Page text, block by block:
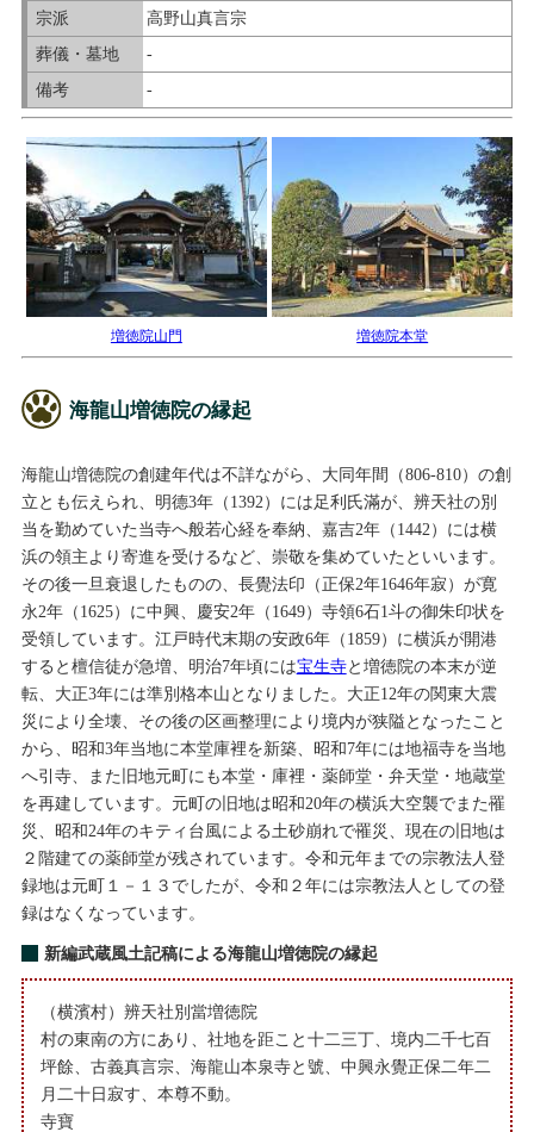
宗派
高野山真言宗
葬儀・墓地
-
備考
-
増徳院山門 増徳院本堂
海龍山増徳院の縁起
海龍山増徳院の創建年代は不詳ながら、大同年間（806-810）の創
立とも伝えられ、明德3年（1392）には足利氏滿が、辨天社の別
当を勤めていた当寺へ般若心経を奉納、嘉吉2年（1442）には横
浜の領主より寄進を受けるなど、崇敬を集めていたといいます。
その後一旦衰退したものの、長覺法印（正保2年1646年寂）が寛
永2年（1625）に中興、慶安2年（1649）寺領6石1斗の御朱印状を
受領しています。江戸時代末期の安政6年（1859）に横浜が開港
すると檀信徒が急増、明治7年頃には宝生寺と増徳院の本末が逆
転、大正3年には準別格本山となりました。大正12年の関東大震
災により全壊、その後の区画整理により境内が狭隘となったこと
から、昭和3年当地に本堂庫裡を新築、昭和7年には地福寺を当地
へ引寺、また旧地元町にも本堂・庫裡・薬師堂・弁天堂・地蔵堂
を再建しています。元町の旧地は昭和20年の横浜大空襲でまた罹
災、昭和24年のキティ台風による土砂崩れで罹災、現在の旧地は
２階建ての薬師堂が残されています。令和元年までの宗教法人登
録地は元町１－１３でしたが、令和２年には宗教法人としての登
録はなくなっています。
新編武蔵風土記稿による海龍山増徳院の縁起
（横濱村）辨天社別當増徳院
村の東南の方にあり、社地を距こと十二三丁、境内二千七百
坪餘、古義真言宗、海龍山本泉寺と號、中興永覺正保二年二
月二十日寂す、本尊不動。
寺寶